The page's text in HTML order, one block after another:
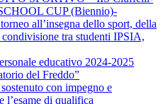
CUP (Biennio)-
all’insegna dello sport, della
condivisione tra studenti IPSIA,
educativo 2024-2025
del Freddo”
con impegno e
l’esame di qualifica